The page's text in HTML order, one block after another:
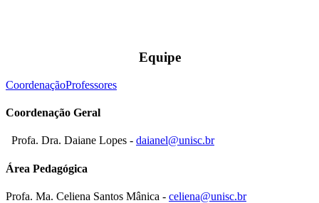
Equipe
CoordenaçãoProfessores
Coordenação Geral
Profa. Dra. Daiane Lopes - daianel@unisc.br
Área Pedagógica
Profa. Ma. Celiena Santos Mânica - celiena@unisc.br